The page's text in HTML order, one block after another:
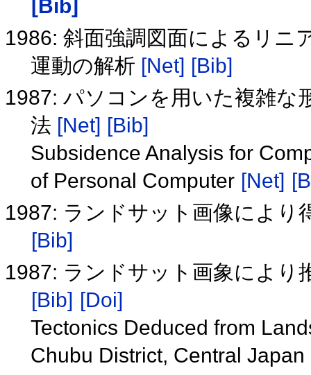
[Bib]
1986: 斜面強調図面によるリニ
運動の解析 [Net] [Bib]
1987: パソコンを用いた複雑な
法 [Net] [Bib]
Subsidence Analysis for
of Personal Computer [Net]
1987: ランドサット画像によ
[Bib]
1987: ランドサット画象によ
[Bib] [Doi]
Tectonics Deduced from
Chubu District, Central Japan